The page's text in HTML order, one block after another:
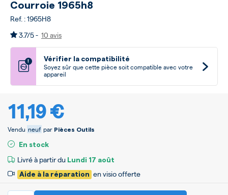
Courroie 1965h8
Ref. : 1965H8
3.7/5 - 10 avis
! Vérifier la compatibilité
Soyez sûr que cette pièce soit compatible avec votre
appareil
11,19 €
Vendu neuf par Pièces Outils
En stock
Livré à partir du Lundi 17 août
Aide à la réparation en visio offerte